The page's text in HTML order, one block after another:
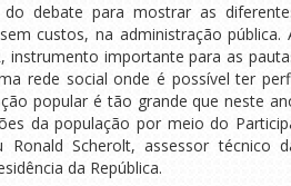
do debate para mostrar as
custos, na administração pública.
instrumento importante para as
rede social onde é possível ter
popular é tão grande que neste
da população por meio do
Ronald Scherolt, assessor técnico
da República.